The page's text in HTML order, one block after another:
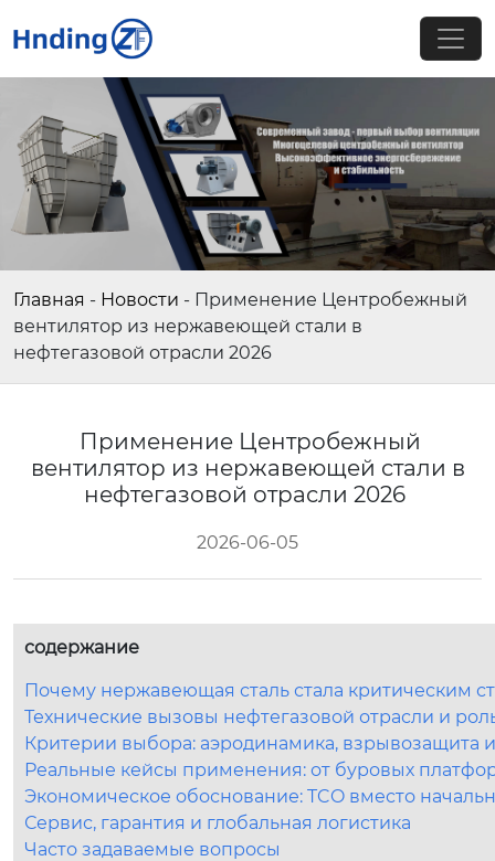
Главная - Новости - Применение Центробежный
вентилятор из нержавеющей стали в
нефтегазовой отрасли 2026
Применение Центробежный
вентилятор из нержавеющей стали в
нефтегазовой отрасли 2026
2026-06-05
содержание
Почему нержавеющая сталь стала критическим
Технические вызовы нефтегазовой отрасли и
Критерии выбора: аэродинамика, взрывозащита
Реальные кейсы применения: от буровых
Экономическое обоснование: TCO вместо
Сервис, гарантия и глобальная логистика
Часто задаваемые вопросы